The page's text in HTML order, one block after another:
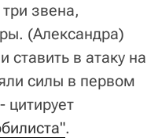
звена,
(Александра)
ставить в атаку на
силы в первом
цитирует
.